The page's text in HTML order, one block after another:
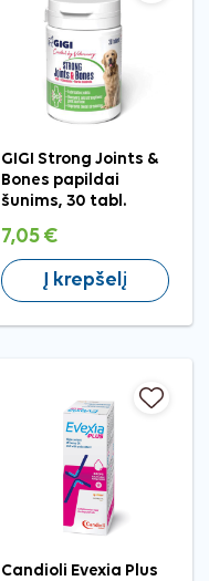
GIGI Strong Joints &
Bones papildai
šunims, 30 tabl.
7,05 €
Į krepšelį
Candioli Evexia Plus